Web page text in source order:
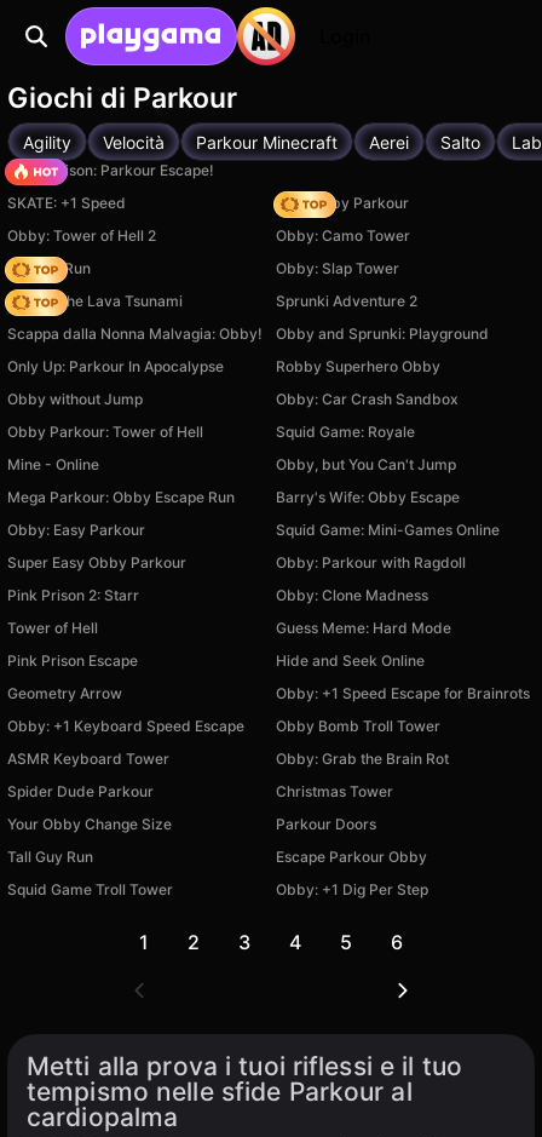
Giochi di Parkour
Agility Velocità Parkour Minecraft Aerei Salto
Barry Prison: Parkour Escape!
SKATE: +1 Speed
Your Obby Parkour
Obby: Tower of Hell 2
Obby: Camo Tower
Rooftop Run
Obby: Slap Tower
Robby The Lava Tsunami
Sprunki Adventure 2
Scappa dalla Nonna Malvagia: Obby!
Obby and Sprunki: Playground
Only Up: Parkour In Apocalypse
Robby Superhero Obby
Obby without Jump
Obby: Car Crash Sandbox
Obby Parkour: Tower of Hell
Squid Game: Royale
Mine - Online
Obby, but You Can't Jump
Mega Parkour: Obby Escape Run
Barry's Wife: Obby Escape
Obby: Easy Parkour
Squid Game: Mini-Games Online
Super Easy Obby Parkour
Obby: Parkour with Ragdoll
Pink Prison 2: Starr
Obby: Clone Madness
Tower of Hell
Guess Meme: Hard Mode
Pink Prison Escape
Hide and Seek Online
Geometry Arrow
Obby: +1 Speed Escape for Brainrots
Obby: +1 Keyboard Speed Escape
Obby Bomb Troll Tower
ASMR Keyboard Tower
Obby: Grab the Brain Rot
Spider Dude Parkour
Christmas Tower
Your Obby Change Size
Parkour Doors
Tall Guy Run
Escape Parkour Obby
Squid Game Troll Tower
Obby: +1 Dig Per Step
1 2 3 4 5 6
Metti alla prova i tuoi riflessi e il tuo
tempismo nelle sfide Parkour al
cardiopalma